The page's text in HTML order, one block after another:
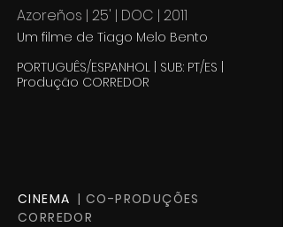
Azoreños | 25' | DOC | 2011
Um filme de Tiago Melo Bento
PORTUGUÊS/ESPANHOL | SUB: PT/ES |
Produção CORREDOR
CINEMA | CO-PRODUÇÕES
CORREDOR